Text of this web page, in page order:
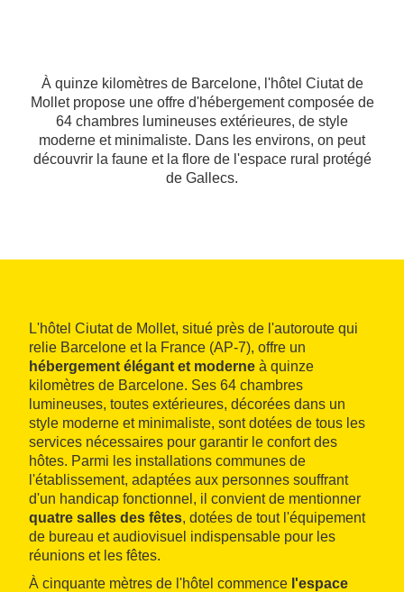
À quinze kilomètres de Barcelone, l'hôtel Ciutat de
Mollet propose une offre d'hébergement composée de
64 chambres lumineuses extérieures, de style
moderne et minimaliste. Dans les environs, on peut
découvrir la faune et la flore de l'espace rural protégé
de Gallecs.
L'hôtel Ciutat de Mollet, situé près de l'autoroute qui
relie Barcelone et la France (AP-7), offre un
hébergement élégant et moderne à quinze
kilomètres de Barcelone. Ses 64 chambres
lumineuses, toutes extérieures, décorées dans un
style moderne et minimaliste, sont dotées de tous les
services nécessaires pour garantir le confort des
hôtes. Parmi les installations communes de
l'établissement, adaptées aux personnes souffrant
d'un handicap fonctionnel, il convient de mentionner
quatre salles des fêtes, dotées de tout l'équipement
de bureau et audiovisuel indispensable pour les
réunions et les fêtes.
À cinquante mètres de l'hôtel commence l'espace